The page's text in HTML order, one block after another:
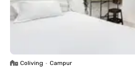
Coliving • Campur